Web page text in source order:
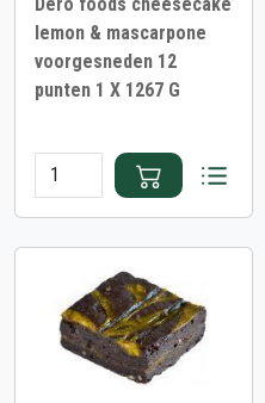
Dero foods cheesecake
lemon & mascarpone
voorgesneden 12
punten 1 X 1267 G